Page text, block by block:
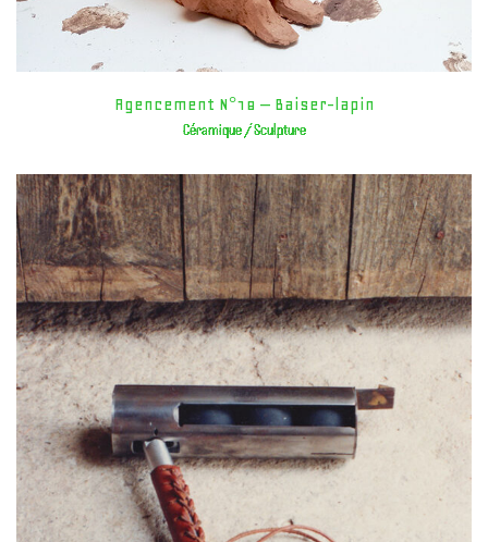
Agencement N°18 – Baiser-lapin
Céramique / Sculpture